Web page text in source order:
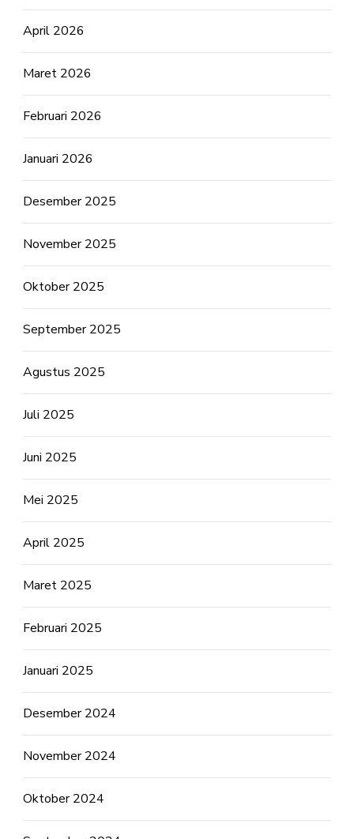
April 2026
Maret 2026
Februari 2026
Januari 2026
Desember 2025
November 2025
Oktober 2025
September 2025
Agustus 2025
Juli 2025
Juni 2025
Mei 2025
April 2025
Maret 2025
Februari 2025
Januari 2025
Desember 2024
November 2024
Oktober 2024